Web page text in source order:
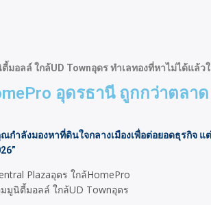
อลล์ ใกล้UD Townอุดร ทำเลทองที่หาไม่ได้แล้ว
อุดรธานี ถูกกว่าตล
ำลังมองหาที่ดินใจกลางเมืองเพื่อต่อยอดธุรกิจ